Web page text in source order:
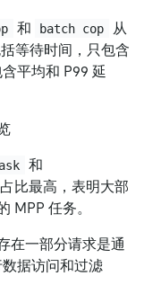
和 batch cop
从
等待时间，只包含
平均和 P99 延
和
比最高，表明大部
MPP 任务。
在一部分请求是通
据访问和过滤